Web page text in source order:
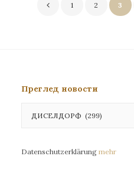
1 2 3
Преглед новости
новости
Datenschutzerklärung mehr